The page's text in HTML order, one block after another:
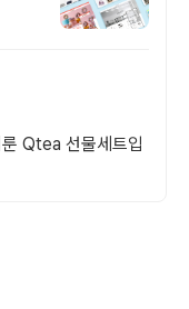
Qtea 선물세트입